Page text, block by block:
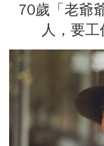
70歲「老爺
人，要